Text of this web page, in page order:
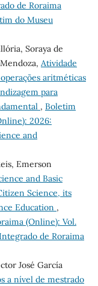
de Roraima
do Museu
Soraya de
Atividade
aritméticas
para
, Boletim
2026:
and
Emerson
and Basic
Science, its
Education ,
(Online): Vol.
de Roraima
José García
a nível de mestrado